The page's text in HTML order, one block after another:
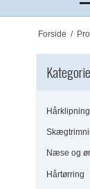
Forside /
Hårklipning
Næse og
Hårtørring